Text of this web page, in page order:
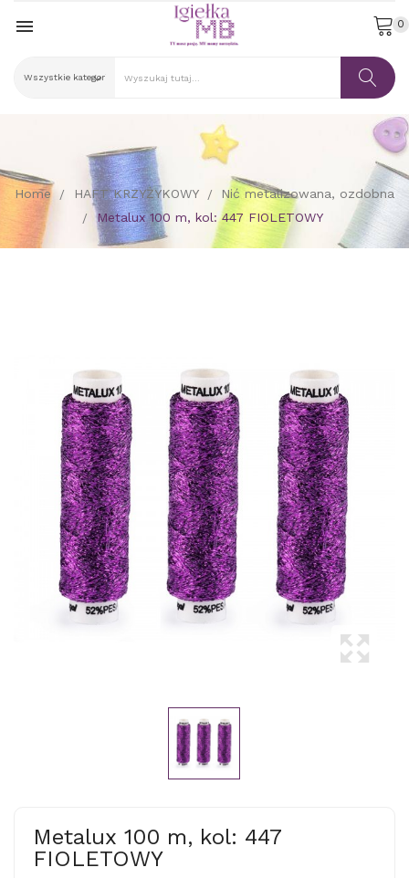
 0
Home HAFT KRZYŻYKOWY
Nić metalizowana, ozdobna
Metalux 100 m, kol: 447 FIOLETOWY
Metalux 100 m, kol: 447
FIOLETOWY